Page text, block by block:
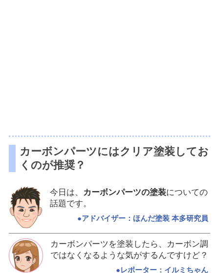
カーボンパーツにはクリア塗装してお
くのが推奨？
今日は、 カーボンパーツの塗装についての
話題です。
●アドバイザー：ほんだ塗装 本多研究員
カーボンパーツを塗装したら、カーボン調
ではなくなるような気がするんですけど？
●レポーター：イルミちゃん